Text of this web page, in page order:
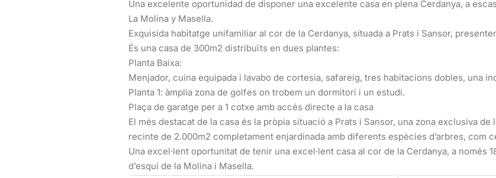
Una excelente oportunidad de disponer una excelente casa en plena Cerdanya, a
La Molina y Masella.
Exquisida habitatge unifamiliar al cor de la Cerdanya, situada a Prats i Sansor,
És una casa de 300m2 distribuïts en dues plantes:
Planta Baixa:
Menjador, cuina equipada i lavabo de cortesia, safareig, tres habitacions dobles, una
Planta 1: àmplia zona de golfes on trobem un dormitori i un estudi.
Plaça de garatge per a 1 cotxe amb accés directe a la casa
El més destacat de la casa és la pròpia situació a Prats i Sansor, una zona exclusiva de
recinte de 2.000m2 completament enjardinada amb diferents espècies d’arbres, com
Una excel·lent oportunitat de tenir una excel·lent casa al cor de la Cerdanya, a només
d’esquí de la Molina i Masella.